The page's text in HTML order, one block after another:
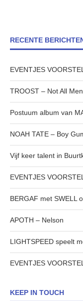
RECENTE
EVENTJES
TROOST – Not All Men
Postuum album van
NOAH TATE – Boy
Vijf keer talent in
EVENTJES
BERGAF met SWELL
APOTH – Nelson
LIGHTSPEED speelt
EVENTJES
KEEP IN TOUCH